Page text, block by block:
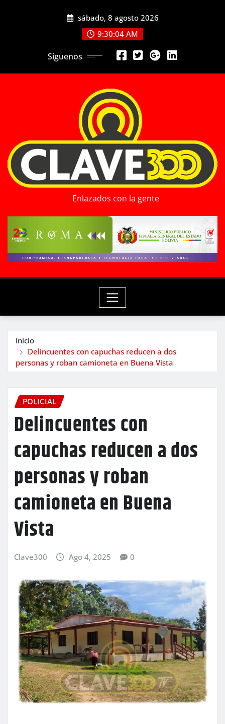
sábado, 8 agosto 2026
9:30:06 AM
Síguenos
Enlazados con la gente
Inicio
Delincuentes con capuchas reducen a dos
personas y roban camioneta en Buena Vista
POLICIAL
Delincuentes con
capuchas reducen a dos
personas y roban
camioneta en Buena
Vista
Clave300 Ago 4, 2025 0